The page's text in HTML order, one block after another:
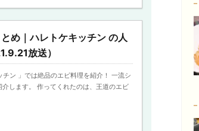
め｜ハレトケキッチン の人
放送）
ン 」では絶品のエビ料理を紹介！ 一流シ
します。 作ってくれたのは、王道のエビ